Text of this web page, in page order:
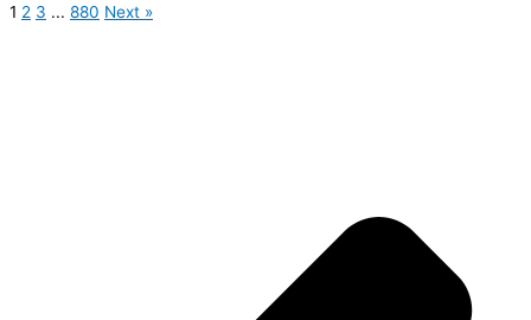
1 2 3 ... 880 Next »